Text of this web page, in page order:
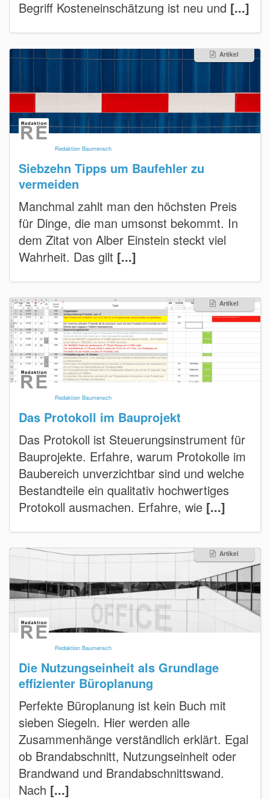
Begriff Kosteneinschätzung ist neu und [...]
Artikel
Redaktion Baumensch
Siebzehn Tipps um Baufehler zu
vermeiden
Manchmal zahlt man den höchsten Preis
für Dinge, die man umsonst bekommt. In
dem Zitat von Alber Einstein steckt viel
Wahrheit. Das gilt [...]
Artikel
Redaktion Baumensch
Das Protokoll im Bauprojekt
Das Protokoll ist Steuerungsinstrument für
Bauprojekte. Erfahre, warum Protokolle im
Baubereich unverzichtbar sind und welche
Bestandteile ein qualitativ hochwertiges
Protokoll ausmachen. Erfahre, wie [...]
Artikel
Redaktion Baumensch
Die Nutzungseinheit als Grundlage
effizienter Büroplanung
Perfekte Büroplanung ist kein Buch mit
sieben Siegeln. Hier werden alle
Zusammenhänge verständlich erklärt. Egal
ob Brandabschnitt, Nutzungseinheit oder
Brandwand und Brandabschnittswand.
Nach [...]